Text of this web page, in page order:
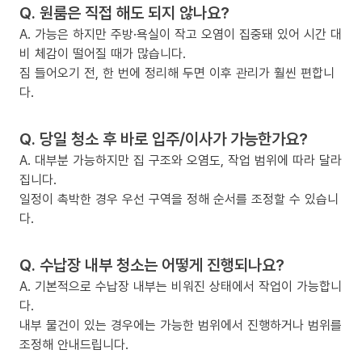
Q. 원룸은 직접 해도 되지 않나요?
A. 가능은 하지만 주방·욕실이 작고 오염이 집중돼 있어 시간 대
비 체감이 떨어질 때가 많습니다.
짐 들어오기 전, 한 번에 정리해 두면 이후 관리가 훨씬 편합니
다.
Q. 당일 청소 후 바로 입주/이사가 가능한가요?
A. 대부분 가능하지만 집 구조와 오염도, 작업 범위에 따라 달라
집니다.
일정이 촉박한 경우 우선 구역을 정해 순서를 조정할 수 있습니
다.
Q. 수납장 내부 청소는 어떻게 진행되나요?
A. 기본적으로 수납장 내부는 비워진 상태에서 작업이 가능합니
다.
내부 물건이 있는 경우에는 가능한 범위에서 진행하거나 범위를
조정해 안내드립니다.